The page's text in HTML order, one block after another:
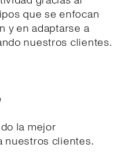
que se enfocan
y en adaptarse a
nuestros clientes.
la mejor
nuestros clientes.